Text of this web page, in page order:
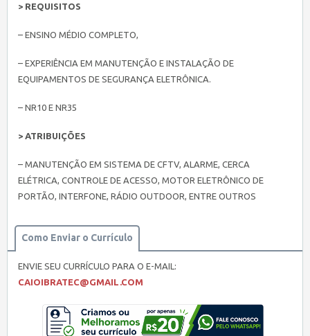
> REQUISITOS
– ENSINO MÉDIO COMPLETO,
– EXPERIÊNCIA EM MANUTENÇÃO E INSTALAÇÃO DE
EQUIPAMENTOS DE SEGURANÇA ELETRÔNICA.
– NR10 E NR35
> ATRIBUIÇÕES
– MANUTENÇÃO EM SISTEMA DE CFTV, ALARME, CERCA
ELÉTRICA, CONTROLE DE ACESSO, MOTOR ELETRÔNICO DE
PORTÃO, INTERFONE, RÁDIO OUTDOOR, ENTRE OUTROS
Como Enviar o Currículo
ENVIE SEU CURRÍCULO PARA O E-MAIL:
CAIOIBRATEC@GMAIL.COM